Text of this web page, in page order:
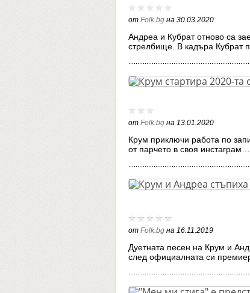
от Folk.bg на 30.03.2020
Андреа и Кубрат отново са
стрелбище. В кадъра Кубрат
от Folk.bg на 13.01.2020
Крум приключи работа по
от парчето в своя инстаграм…
от Folk.bg на 16.11.2019
Дуетната песен на Крум и
след официалната си